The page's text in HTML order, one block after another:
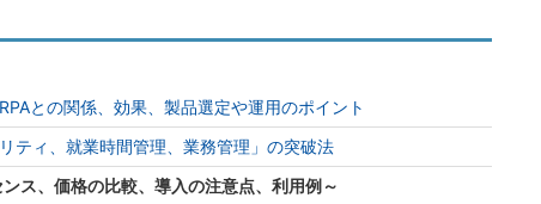
との関係、効果、製品選定や運用のポイント
ティ、就業時間管理、業務管理」の突破法
ス、価格の比較、導入の注意点、利用例～